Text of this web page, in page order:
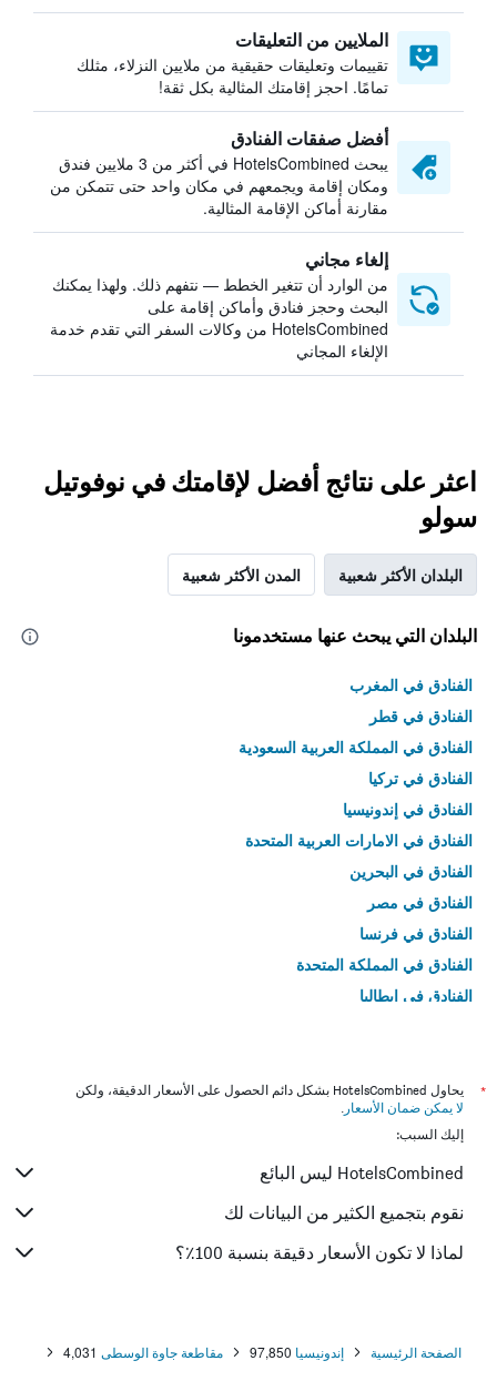
الملايين من التعليقات
تقييمات وتعليقات حقيقية من ملايين النزلاء، مثلك
تمامًا. احجز إقامتك المثالية بكل ثقة!
أفضل صفقات الفنادق
يبحث HotelsCombined في أكثر من 3 ملايين فندق
ومكان إقامة ويجمعهم في مكان واحد حتى تتمكن من
مقارنة أماكن الإقامة المثالية.
إلغاء مجاني
من الوارد أن تتغير الخطط — نتفهم ذلك. ولهذا يمكنك
البحث وحجز فنادق وأماكن إقامة على
HotelsCombined من وكالات السفر التي تقدم خدمة
الإلغاء المجاني
اعثر على نتائج أفضل لإقامتك في نوفوتيل
سولو
البلدان الأكثر شعبية المدن الأكثر شعبية
البلدان التي يبحث عنها مستخدمونا
الفنادق في المغرب
الفنادق في قطر
الفنادق في المملكة العربية السعودية
الفنادق في تركيا
الفنادق في إندونيسيا
الفنادق في الامارات العربية المتحدة
الفنادق في البحرين
الفنادق في مصر
الفنادق في فرنسا
الفنادق في المملكة المتحدة
الفنادق في إيطاليا
*
يحاول HotelsCombined بشكل دائم الحصول على الأسعار الدقيقة، ولكن
لا يمكن ضمان الأسعار .
إليك السبب:
HotelsCombined ليس البائع
نقوم بتجميع الكثير من البيانات لك
لماذا لا تكون الأسعار دقيقة بنسبة 100٪؟
الصفحة الرئيسية إندونيسيا 97,850 مقاطعة جاوة الوسطى 4,031